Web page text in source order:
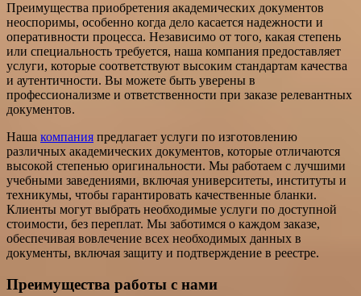
Преимущества приобретения академических документов
неоспоримы, особенно когда дело касается надежности и
оперативности процесса. Независимо от того, какая степень
или специальность требуется, наша компания предоставляет
услуги, которые соответствуют высоким стандартам качества
и аутентичности. Вы можете быть уверены в
профессионализме и ответственности при заказе релевантных
документов.
Наша компания предлагает услуги по изготовлению
различных академических документов, которые отличаются
высокой степенью оригинальности. Мы работаем с лучшими
учебными заведениями, включая университеты, институты и
техникумы, чтобы гарантировать качественные бланки.
Клиенты могут выбрать необходимые услуги по доступной
стоимости, без переплат. Мы заботимся о каждом заказе,
обеспечивая вовлечение всех необходимых данных в
документы, включая защиту и подтверждение в реестре.
Преимущества работы с нами